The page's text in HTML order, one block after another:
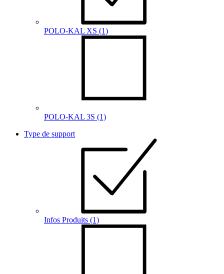
POLO-KAL XS (1)
POLO-KAL 3S (1)
Type de support
Infos Produits (1)